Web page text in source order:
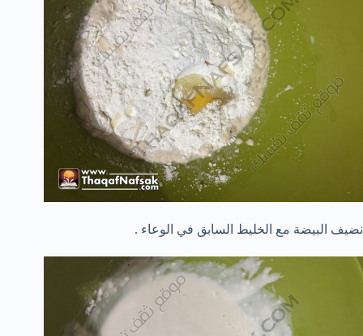
نضيف البيضة مع الخليط السابق في الوعاء .